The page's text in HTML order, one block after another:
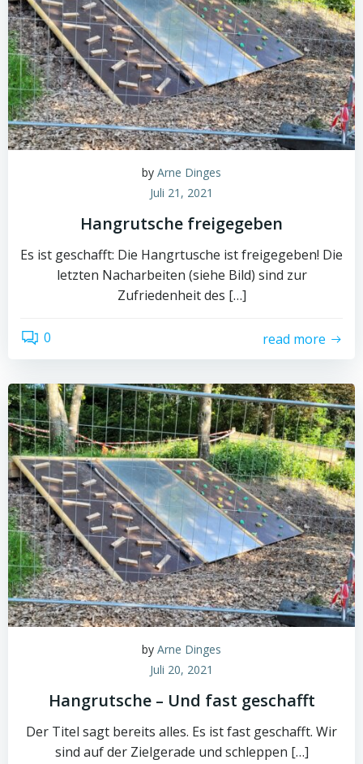
by Arne Dinges
Juli 21, 2021
Hangrutsche freigegeben
Es ist geschafft: Die Hangrtusche ist freigegeben! Die
letzten Nacharbeiten (siehe Bild) sind zur
Zufriedenheit des […]
0 read more
by Arne Dinges
Juli 20, 2021
Hangrutsche – Und fast geschafft
Der Titel sagt bereits alles. Es ist fast geschafft. Wir
sind auf der Zielgerade und schleppen […]